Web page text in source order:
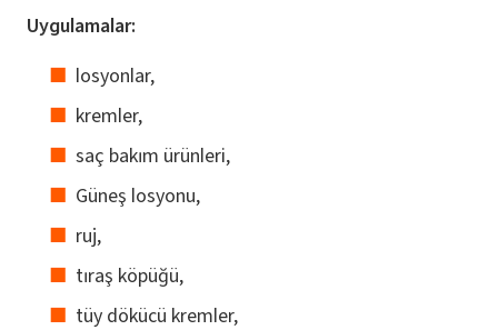
Uygulamalar:
losyonlar,
kremler,
saç bakım ürünleri,
Güneş losyonu,
ruj,
tıraş köpüğü,
tüy dökücü kremler,